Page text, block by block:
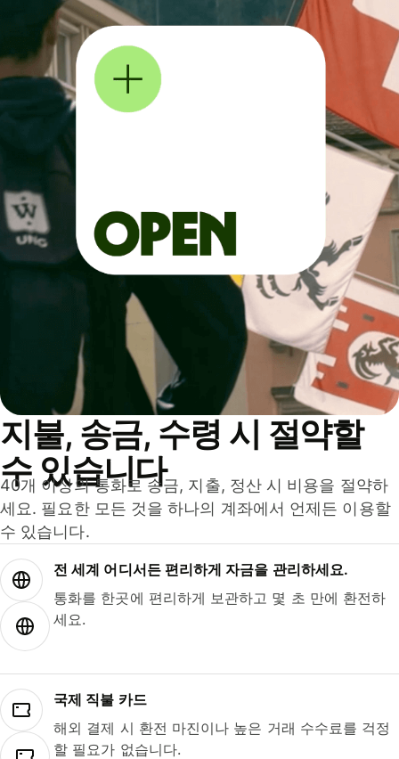
지불, 송금, 수령 시 절약할
수 있습니다
40개 이상의 통화로 송금, 지출, 정산 시 비용을 절약하
세요. 필요한 모든 것을 하나의 계좌에서 언제든 이용할
수 있습니다.
전 세계 어디서든 편리하게 자금을 관리하세요.
통화를 한곳에 편리하게 보관하고 몇 초 만에 환전하
세요.
국제 직불 카드
해외 결제 시 환전 마진이나 높은 거래 수수료를 걱정
할 필요가 없습니다.